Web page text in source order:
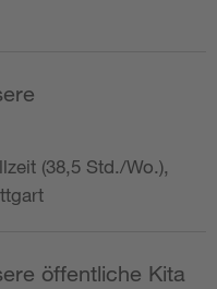
(38,5 Std./Wo.),
öffentliche Kita